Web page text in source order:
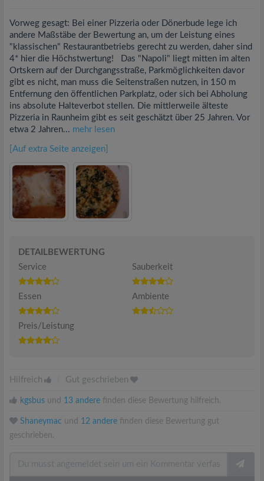
Vorweg gesagt: Bei einer Pizzeria oder Dönerbude lege ich
andere Maßstäbe der Bewertung an, um der Leistung eines
"klassischen" Restaurantbetriebs gerecht zu werden, daher sind
4* hier die Höchstwertung! Das "Napoli" liegt mitten im alten
Ortskern auf der Durchgangsstraße, Parkmöglichkeiten davor
gibt es nicht, man muss die Seitenstraßen nutzen, in 150 m
Entfernung den öffentlichen Parkplatz, oder sich bei Abholung
ins absolute Halteverbot stellen. Die mittlerweile älteste
Pizzeria in Raunheim gibt es seit geschätzt über 25 Jahren. Vor
etwa 2 Jahren... mehr lesen
[Auf extra Seite anzeigen]
DETAILBEWERTUNG
Service
Sauberkeit
Essen Ambiente
Preis/Leistung
Hilfreich Gut geschrieben
kgsbus und 13 andere finden diese Bewertung hilfreich.
Shaneymac und 12 andere finden diese Bewertung gut
geschrieben.